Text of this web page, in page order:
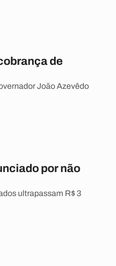
de
João Azevêdo
por não
ultrapassam R$ 3